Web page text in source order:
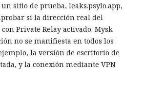
sitio de prueba, leaks.psylo.app,
si la dirección real del
Private Relay activado. Mysk
no se manifiesta en todos los
la versión de escritorio de
y la conexión mediante VPN